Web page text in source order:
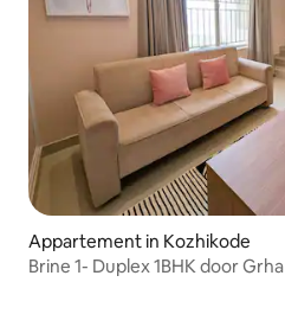
Appartement in Kozhikode
Brine 1- Duplex 1BHK door Grha